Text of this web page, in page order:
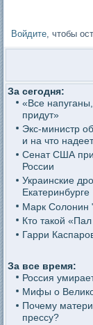
Войдите , чтобы
За сегодня:
«Все
придут»
Экс-министр
и на что
Сенат США
России
Украинские
Екатеринбурге
Марк Солонин
Кто такой
Гарри
За все время:
Россия
Мифы о
Почему
прессу?